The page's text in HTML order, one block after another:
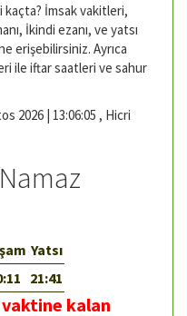
kaçta? İmsak vakitleri,
İkindi ezanı, ve yatsı
erişebilirsiniz. Ayrıca
ile iftar saatleri ve sahur
2026 | 13:06:06 , Hicri
Yatsı
21:41
vaktine kalan